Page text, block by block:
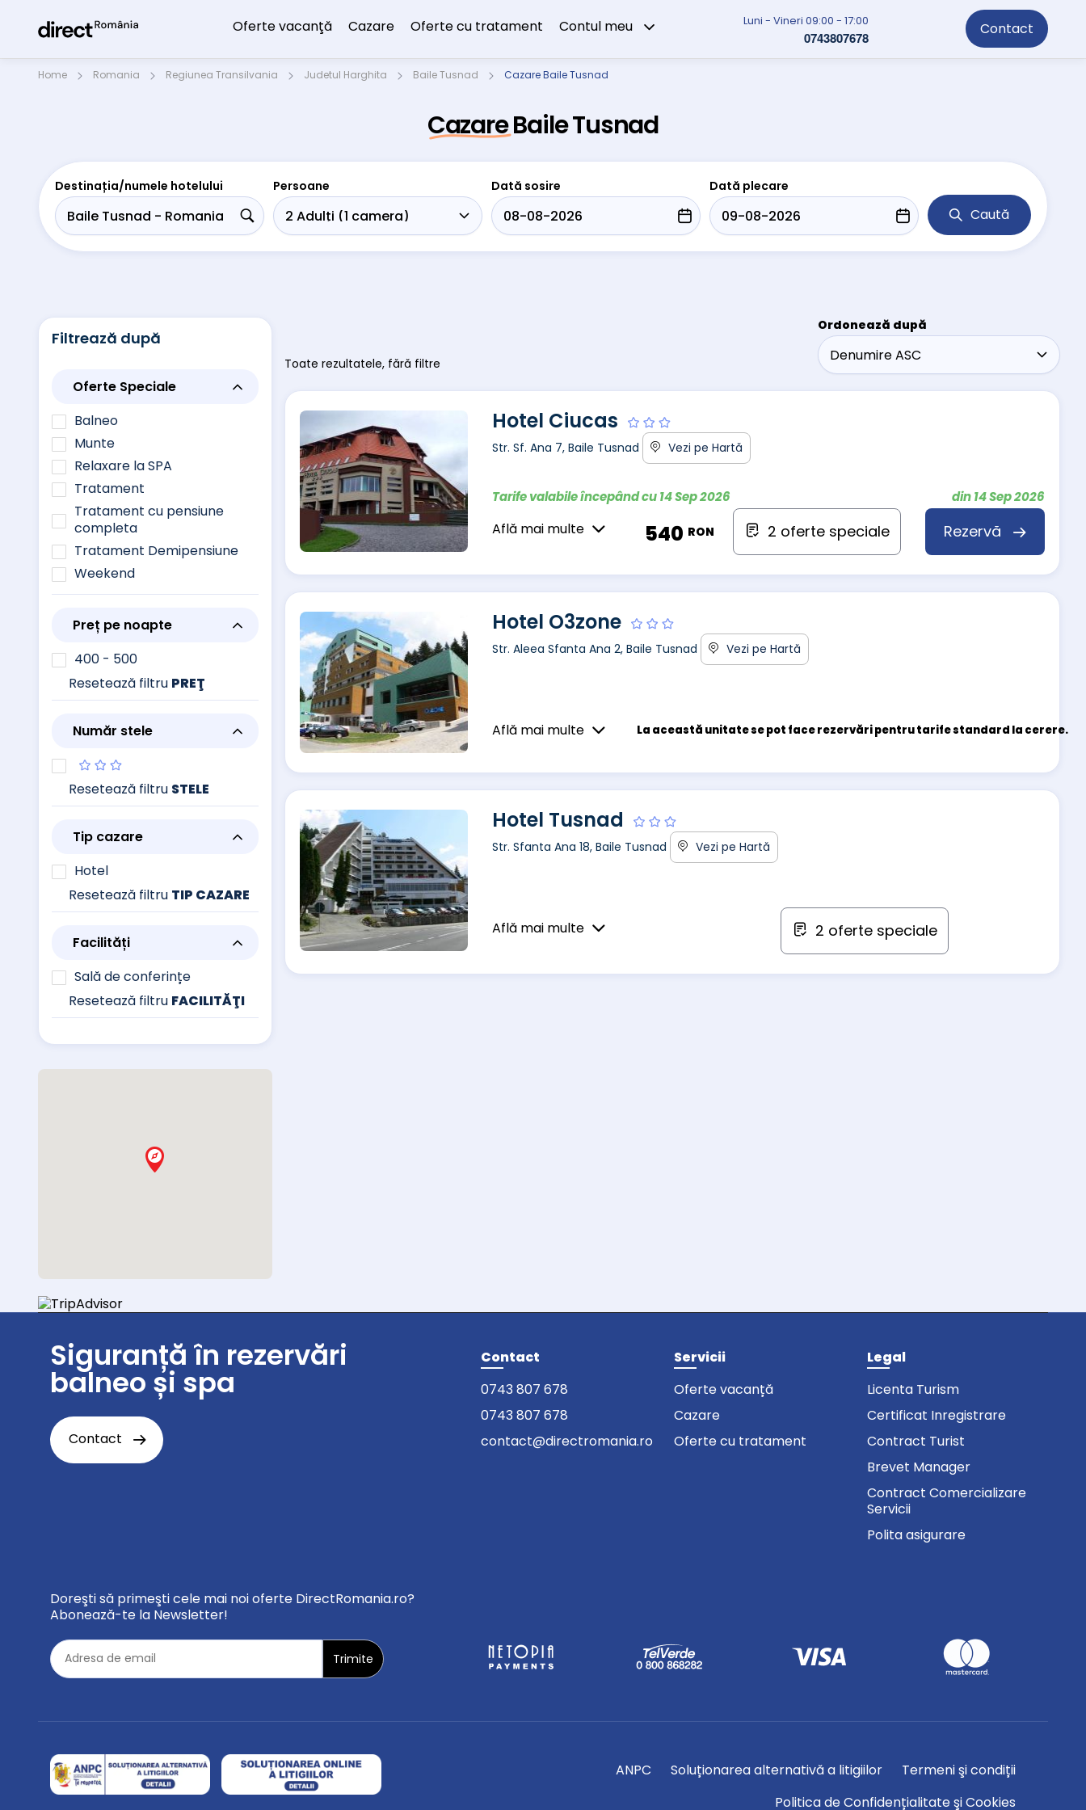
Oferte vacanţă Cazare Oferte cu tratament Contul meu Luni - Vineri 09:00 - 17:00
0743807678 Contact
Home Romania Regiunea Transilvania Judetul Harghita Baile Tusnad Cazare Baile Tusnad
Cazare Baile Tusnad
Destinația/numele hotelului Persoane Dată sosire Dată plecare
Caută
Filtrează după
Oferte Speciale
Balneo
Munte
Relaxare la SPA
Tratament
Tratament cu pensiune
completa
Tratament Demipensiune
Weekend
Preț pe noapte
400 - 500
Resetează filtru PREŢ
Număr stele
Resetează filtru STELE
Tip cazare
Hotel
Resetează filtru TIP CAZARE
Facilități
Sală de conferințe
Resetează filtru FACILITĂŢI
Toate rezultatele, fără filtre
Ordonează după
Hotel Ciucas
Str. Sf. Ana 7, Baile Tusnad Vezi pe Hartă
Tarife valabile începând cu 14 Sep 2026 din 14 Sep 2026
540 RON Rezervă
2 oferte speciale
Află mai multe
Hotel O3zone
Str. Aleea Sfanta Ana 2, Baile Tusnad Vezi pe Hartă
La această unitate se pot face rezervări pentru tarife standard la cerere.
Află mai multe
Hotel Tusnad
Str. Sfanta Ana 18, Baile Tusnad Vezi pe Hartă
2 oferte speciale
Află mai multe
Siguranță în rezervări
balneo și spa
Contact
Contact
0743 807 678
0743 807 678
contact@directromania.ro
Servicii
Oferte vacanță
Cazare
Oferte cu tratament
Legal
Licenta Turism
Certificat Inregistrare
Contract Turist
Brevet Manager
Contract Comercializare
Servicii
Polita asigurare
Doreşti să primeşti cele mai noi oferte DirectRomania.ro?
Abonează-te la Newsletter!
ANPC Soluționarea alternativă a litigiilor
Termeni şi condiții
Politica de Confidențialitate şi Cookies